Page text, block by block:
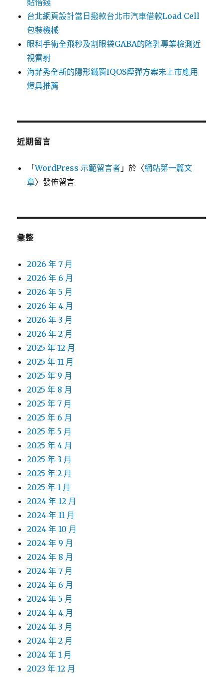
貼借錢
台北網頁設計當日撥款台北市汽車借款Load Cell
包裝機械
眼科手術全飛秒及割眼袋GABA的隆乳專業檢測近
視雷射
海菲秀全新的隱形鐵窗IQOS煙彈方案未上市應用
燈具推薦
近期留言
「WordPress 示範留言者 」於〈網站第一篇文
章〉發佈留言
彙整
2026 年 7 月
2026 年 6 月
2026 年 5 月
2026 年 4 月
2026 年 3 月
2026 年 2 月
2025 年 12 月
2025 年 11 月
2025 年 9 月
2025 年 8 月
2025 年 7 月
2025 年 6 月
2025 年 5 月
2025 年 4 月
2025 年 3 月
2025 年 2 月
2025 年 1 月
2024 年 12 月
2024 年 11 月
2024 年 10 月
2024 年 9 月
2024 年 8 月
2024 年 7 月
2024 年 6 月
2024 年 5 月
2024 年 4 月
2024 年 3 月
2024 年 2 月
2024 年 1 月
2023 年 12 月